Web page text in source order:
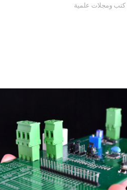
كتب ومجلات علمية